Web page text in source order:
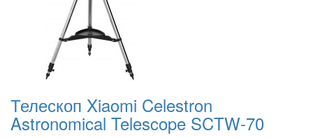
Телескоп Xiaomi Celestron
Astronomical Telescope SCTW-70